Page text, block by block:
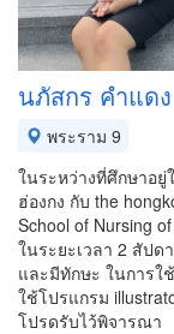
นภัสกร คำแดง
พระราม 9
ในระหว่างที่ศึกษาอ
ฮ่องกง กับ the
School of Nursing
ในระยะเวลา 2 สัปด
และมีทักษะ ในการใ
ใช้โปรแกรม
โปรดรับไว้พิจารณา